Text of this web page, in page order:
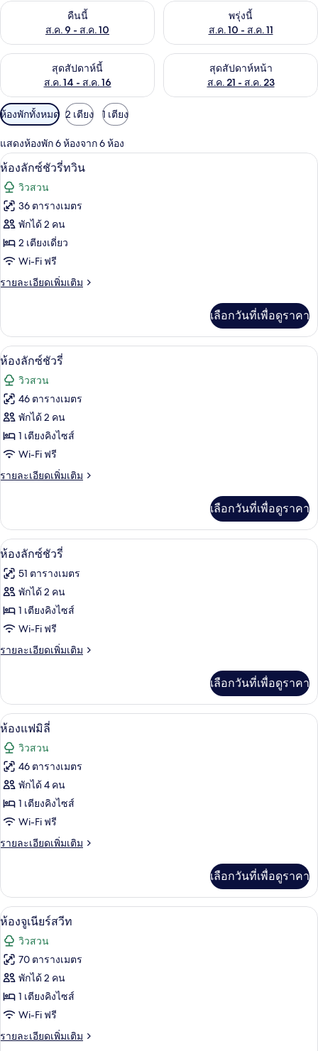
คืนนี้
ส.ค. 9 - ส.ค. 10
ตรวจสอบจำนวนห้องพักว่างในคืนนี้ ส.ค. 9 - ส.ค. 10
พรุ่งนี้
ส.ค. 10 - ส.ค. 11
ตรวจสอบจำนวนห้องพักว่างใน
สุดสัปดาห์นี้
ส.ค. 14 - ส.ค. 16
ตรวจสอบจำนวนห้องพักว่างในสุดสัปดาห์นี้ ส.ค. 14 - ส.ค. 16
สุดสัปดาห์หน้า
ส.ค. 21 - ส.ค. 23
ตรวจสอบจำนวนห้องพักว่างใน
ตัว
กรอง
ที่
มี
ให้
สำหรับ
ห้อง
พัก
ห้องพักทั้งหมด 2 เตียง 1 เตียง
แสดงห้องพัก 6 ห้องจาก 6 ห้อง
เปิด
ภาพถ่าย
ทั้งหมด
ของ
ห้อง
ลัก
ซ์ชัว
ทวิน
ห้องลักซ์ชัวรี่ทวิน | มินิบาร์, ตู้นิรภัยใน
3
ห้องลักซ์ชัวรี่ทวิน
วิวสวน
36 ตารางเมตร
พักได้ 2 คน
2 เตียงเดี่ยว
Wi-Fi ฟรี
รายละเอียดเพิ่มเติม
ราย
เกี่ยว
กับ
ห้อง
ซ์ชัว
รี่
น
เลือกวันที่เพื่อดูราคา
เปิด
ภาพถ่าย
ทั้งหมด
ของ
ห้อง
ลัก
ซ์ชัว
ห้องลักซ์ชัวรี่ | มินิบาร์, ตู้นิรภัยในห้อง
4
ห้องลักซ์ชัวรี่
วิวสวน
46 ตารางเมตร
พักได้ 2 คน
1 เตียงคิงไซส์
Wi-Fi ฟรี
รายละเอียดเพิ่มเติม
ราย
เกี่ยว
กับ
ห้อง
ซ์ชัว
รี่
เลือกวันที่เพื่อดูราคา
เปิด
ภาพถ่าย
ทั้งหมด
ของ
ห้อง
ลัก
รี่
ห้องลักซ์ชัวรี่ | มินิบาร์, ตู้นิรภัยในห้อง
3
ห้องลักซ์ชัวรี่
51 ตารางเมตร
พักได้ 2 คน
1 เตียงคิงไซส์
Wi-Fi ฟรี
รายละเอียดเพิ่มเติม
ราย
เกี่ยว
กับ
ห้อง
ซ์ชัว
รี่
เลือกวันที่เพื่อดูราคา
เปิด
ภาพถ่าย
ทั้งหมด
ของ
ห้อง
แฟ
มิ
ห้องแฟมิลี่ | มินิบาร์, ตู้นิรภัยในห้องพัก,
4
ห้องแฟมิลี่
วิวสวน
46 ตารางเมตร
พักได้ 4 คน
1 เตียงคิงไซส์
Wi-Fi ฟรี
รายละเอียดเพิ่มเติม
ราย
เกี่ยว
กับ
ห้อง
มิ
ลี่
เลือกวันที่เพื่อดูราคา
เปิด
ภาพถ่าย
ทั้งหมด
ของ
ห้อง
จู
เนียร์
ห้องจูเนียร์สวีท | มินิบาร์, ตู้นิรภัยในห้
4
ห้องจูเนียร์สวีท
วิวสวน
70 ตารางเมตร
พักได้ 2 คน
1 เตียงคิงไซส์
Wi-Fi ฟรี
รายละเอียดเพิ่มเติม
ราย